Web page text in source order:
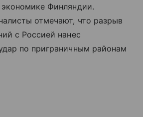
Финляндии.
отмечают, что разрыв
с Россией нанес
по приграничным районам